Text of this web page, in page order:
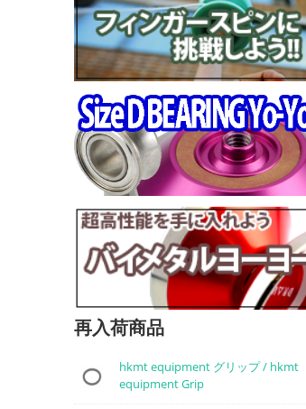
再入荷商品
hkmt equipment グリップ / hkmt
equipment Grip